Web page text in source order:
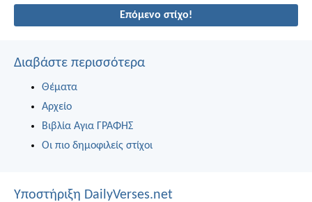
Επόμενο στίχο!
Διαβάστε περισσότερα
Θέματα
Αρχείο
Βιβλία Αγια ΓΡΑΦΗΣ
Οι πιο δημοφιλείς στίχοι
Υποστήριξη DailyVerses.net